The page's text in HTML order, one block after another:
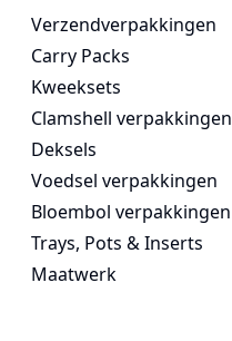
Verzendverpakkingen
Carry Packs
Kweeksets
Clamshell verpakkingen
Deksels
Voedsel verpakkingen
Bloembol verpakkingen
Trays, Pots & Inserts
Maatwerk